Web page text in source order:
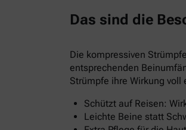
Das sind die
Die kompressiven
entsprechenden
Strümpfe ihre Wirkung voll
Schützt auf Reisen:
Leichte Beine statt